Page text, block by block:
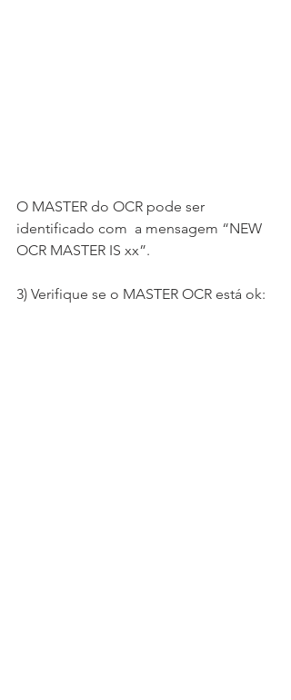
O MASTER do OCR pode ser
identificado com  a mensagem “NEW
OCR MASTER IS xx”.
3) Verifique se o MASTER OCR está ok: